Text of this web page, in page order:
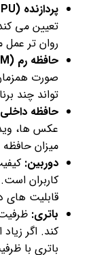
پردازنده (CPU):
تعیین می
روان تر
حافظه رم (RAM):
صورت
تواند چند
حافظه
عکس ها،
میزان
دوربین:
کاربران
قابلیت های
باتری:
کند. اگر
باتری با